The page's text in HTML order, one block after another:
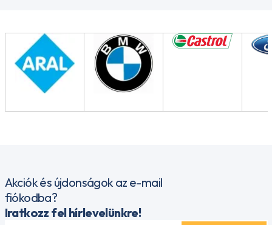
Akciók és újdonságok az e-mail
fiókodba?
Iratkozz fel hírlevelünkre!